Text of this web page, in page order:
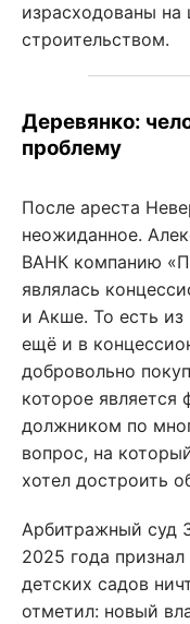
израсходованы на
строительством.
Деревянко:
проблему
После ареста
неожиданное.
ВАНК компанию
являлась
и Акше. То есть из
ещё и в
добровольно
которое является
должником по
вопрос, на
хотел достроить
Арбитражный суд
2025 года
детских садов
отметил: новый